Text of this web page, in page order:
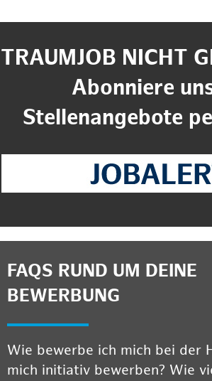
TRAUMJOB NICHT
Abonniere
Stellenangebote
FAQS RUND UM DEINE
BEWERBUNG
Wie bewerbe ich mich bei der
mich initiativ bewerben? Wie